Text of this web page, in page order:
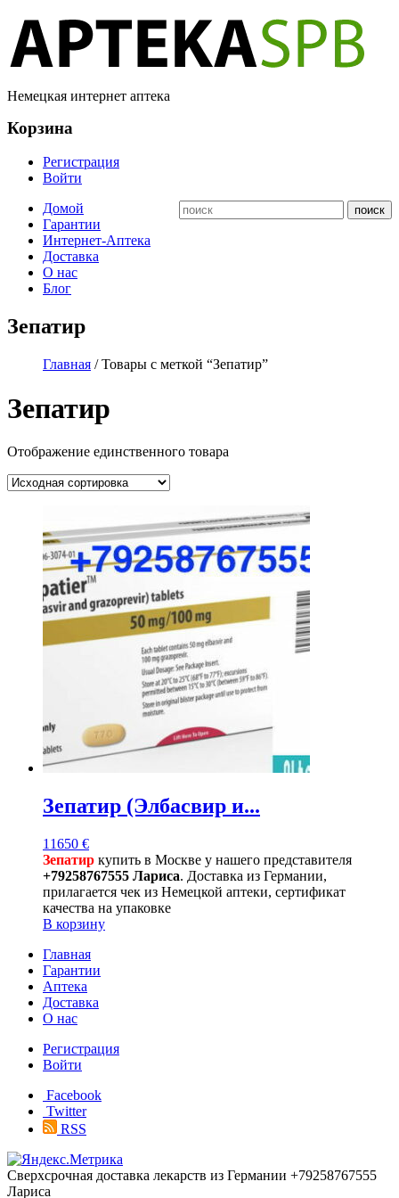
Немецкая интернет аптека
Корзина
Регистрация
Войти
Домой
Гарантии
Интернет-Аптека
Доставка
О нас
Блог
Зепатир
Главная / Товары с меткой “Зепатир”
Зепатир
Отображение единственного товара
Зепатир (Элбасвир и...
11650 €
Зепатир купить в Москве у нашего представителя
+79258767555 Лариса. Доставка из Германии,
прилагается чек из Немецкой аптеки, сертификат
качества на упаковке
В корзину
Главная
Гарантии
Аптека
Доставка
О нас
Регистрация
Войти
Facebook
Twitter
RSS
Сверхсрочная доставка лекарств из Германии +79258767555
Лариса